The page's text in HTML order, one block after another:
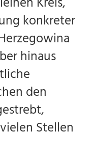
konkreter
hinaus
den
Stellen